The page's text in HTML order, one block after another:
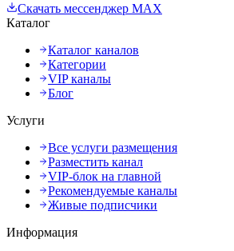
Скачать мессенджер MAX
Каталог
Каталог каналов
Категории
VIP каналы
Блог
Услуги
Все услуги размещения
Разместить канал
VIP-блок на главной
Рекомендуемые каналы
Живые подписчики
Информация